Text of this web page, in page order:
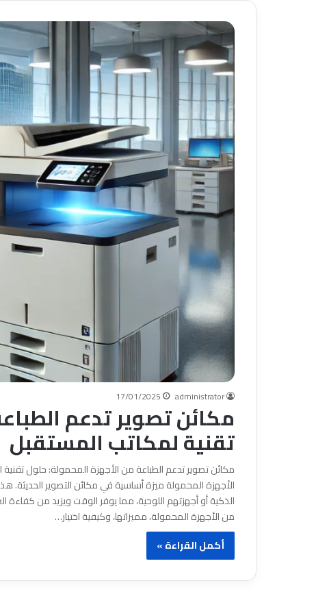
administrator
17/01/2025
مكائن تصوير تدعم
تقنية لمكاتب المستقبل
مكائن تصوير تدعم الطباعة من الأجهزة المحمولة: حلول
الأجهزة المحمولة ميزة أساسية في مكائن التصوير
الذكية أو أجهزتهم اللوحية، مما يوفر الوقت ويزيد من
من الأجهزة المحمولة، مميزاتها، وكيفية اختيار…
أكمل القراءة »